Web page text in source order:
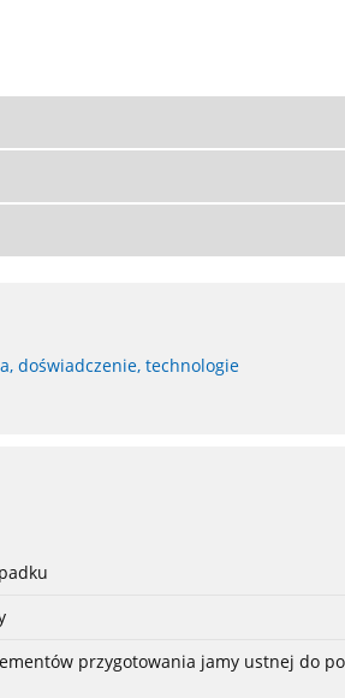
doświadczenie, technologie
przygotowania jamy ustnej do